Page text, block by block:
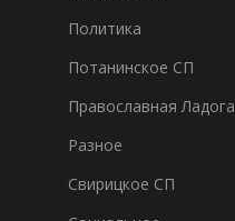
Политика
Потанинское СП
Православная Ладога
Разное
Свирицкое СП